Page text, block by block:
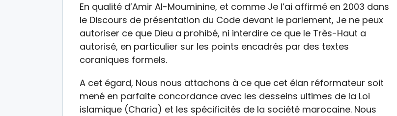
En qualité d’Amir Al-Mouminine, et comme Je l’ai affirmé en 2003 dans
le Discours de présentation du Code devant le parlement, Je ne peux
autoriser ce que Dieu a prohibé, ni interdire ce que le Très-Haut a
autorisé, en particulier sur les points encadrés par des textes
coraniques formels.
A cet égard, Nous nous attachons à ce que cet élan réformateur soit
mené en parfaite concordance avec les desseins ultimes de la Loi
islamique (Charia) et les spécificités de la société marocaine. Nous